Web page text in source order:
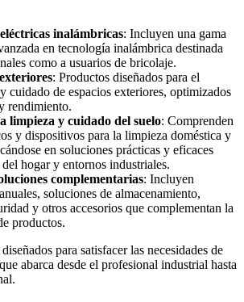
inalámbricas: Incluyen una gama
en tecnología inalámbrica destinada
como a usuarios de bricolaje.
: Productos diseñados para el
cuidado de espacios exteriores, optimizados
rendimiento.
limpieza y cuidado del suelo: Comprenden
y dispositivos para la limpieza doméstica y
en soluciones prácticas y eficaces
hogar y entornos industriales.
complementarias: Incluyen
soluciones de almacenamiento,
y otros accesorios que complementan la
productos.
para satisfacer las necesidades de
abarca desde el profesional industrial hasta